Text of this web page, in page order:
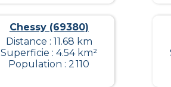
Chessy (69380)
Distance : 11.68 km
Superficie : 4.54 km²
Population : 2 110